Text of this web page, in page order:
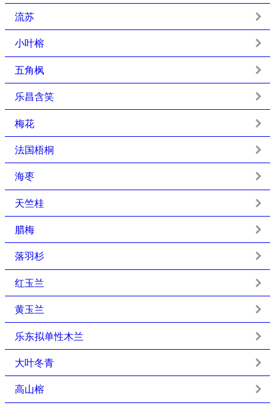
流苏
小叶榕
五角枫
乐昌含笑
梅花
法国梧桐
海枣
天竺桂
腊梅
落羽杉
红玉兰
黄玉兰
乐东拟单性木兰
大叶冬青
高山榕